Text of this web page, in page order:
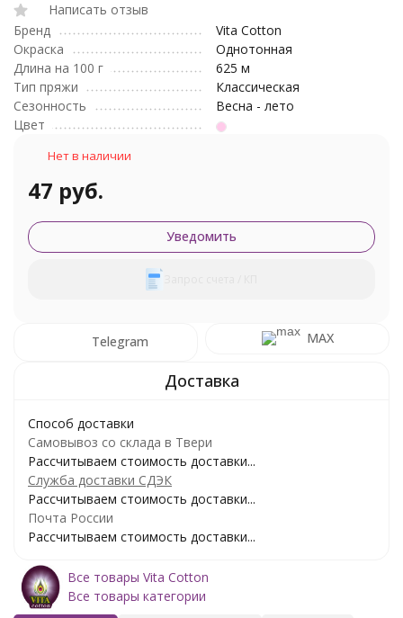
Написать отзыв
Бренд
Vita Cotton
Окраска
Однотонная
Длина на 100 г
625 м
Тип пряжи
Классическая
Сезонность
Весна - лето
Цвет
Нет в наличии
47 руб.
Уведомить
Telegram MAX
Способ доставки
Самовывоз со склада в Твери
Рассчитываем стоимость доставки...
Служба доставки СДЭК
Рассчитываем стоимость доставки...
Почта России
Рассчитываем стоимость доставки...
Все товары Vita Cotton
Все товары категории